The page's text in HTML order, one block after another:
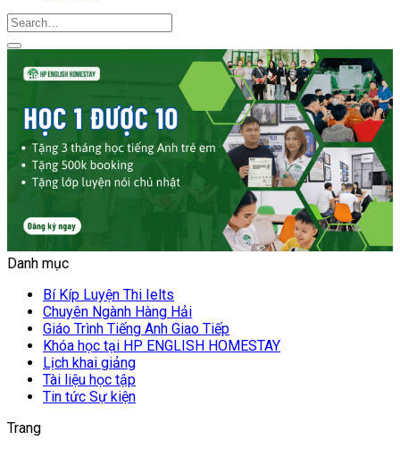
Danh mục
Bí Kíp Luyện Thi Ielts
Chuyên Ngành Hàng Hải
Giáo Trình Tiếng Anh Giao Tiếp
Khóa học tại HP ENGLISH HOMESTAY
Lịch khai giảng
Tài liệu học tập
Tin tức Sự kiện
Trang